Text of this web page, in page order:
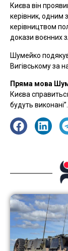
Києва він
керівник, одним
керівництвом
докази воєнних
Шумейко
Вигівському за
Пряма мова
Києва
будуть виконані”.